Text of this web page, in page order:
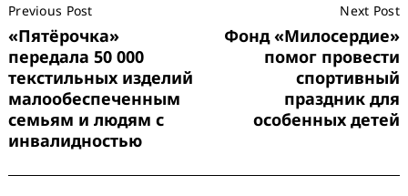
Navigation
Previous Post
«Пятёрочка»
передала 50 000
текстильных изделий
малообеспеченным
семьям и людям с
инвалидностью
Next Post
Фонд «Милосердие»
помог провести
спортивный
праздник для
особенных детей